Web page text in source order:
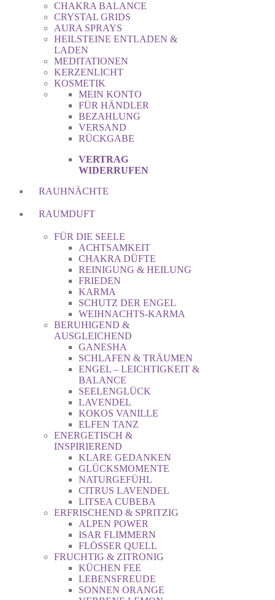
CHAKRA BALANCE
CRYSTAL GRIDS
AURA SPRAYS
HEILSTEINE ENTLADEN &
LADEN
MEDITATIONEN
KERZENLICHT
KOSMETIK
MEIN KONTO
FÜR HÄNDLER
BEZAHLUNG
VERSAND
RÜCKGABE
VERTRAG
WIDERRUFEN
RAUHNÄCHTE
RAUMDUFT
FÜR DIE SEELE
ACHTSAMKEIT
CHAKRA DÜFTE
REINIGUNG & HEILUNG
FRIEDEN
KARMA
SCHUTZ DER ENGEL
WEIHNACHTS-KARMA
BERUHIGEND &
AUSGLEICHEND
GANESHA
SCHLAFEN & TRÄUMEN
ENGEL – LEICHTIGKEIT &
BALANCE
SEELENGLÜCK
LAVENDEL
KOKOS VANILLE
ELFEN TANZ
ENERGETISCH &
INSPIRIEREND
KLARE GEDANKEN
GLÜCKSMOMENTE
NATURGEFÜHL
CITRUS LAVENDEL
LITSEA CUBEBA
ERFRISCHEND & SPRITZIG
ALPEN POWER
ISAR FLIMMERN
FLÖSSER QUELL
FRUCHTIG & ZITRONIG
KÜCHEN FEE
LEBENSFREUDE
SONNEN ORANGE